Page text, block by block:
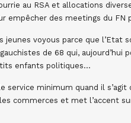
au RSA et allocations
empêcher des meetings du FN
voyous parce que l’Etat
de 68 qui, aujourd’hui
enfants politiques…
service minimum quand il s’agit
commerces et met l’accent